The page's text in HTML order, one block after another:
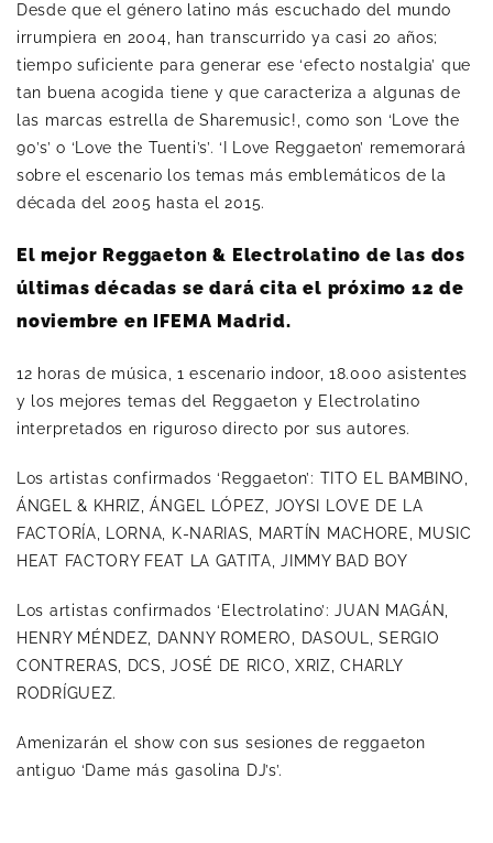
Desde que el género latino más escuchado del mundo
irrumpiera en 2004, han transcurrido ya casi 20 años;
tiempo suficiente para generar ese ‘efecto nostalgia’ que
tan buena acogida tiene y que caracteriza a algunas de
las marcas estrella de Sharemusic!, como son ‘Love the
90’s’ o ‘Love the Tuenti’s’. ‘I Love Reggaeton’ rememorará
sobre el escenario los temas más emblemáticos de la
década del 2005 hasta el 2015.
El mejor Reggaeton & Electrolatino de las dos
últimas décadas se dará cita el próximo 12 de
noviembre en IFEMA Madrid.
12 horas de música, 1 escenario indoor, 18.000 asistentes
y los mejores temas del Reggaeton y Electrolatino
interpretados en riguroso directo por sus autores.
Los artistas confirmados ‘Reggaeton’: TITO EL BAMBINO,
ÁNGEL & KHRIZ, ÁNGEL LÓPEZ, JOYSI LOVE DE LA
FACTORÍA, LORNA, K-NARIAS, MARTÍN MACHORE, MUSIC
HEAT FACTORY FEAT LA GATITA, JIMMY BAD BOY
Los artistas confirmados ‘Electrolatino’: JUAN MAGÁN,
HENRY MÉNDEZ, DANNY ROMERO, DASOUL, SERGIO
CONTRERAS, DCS, JOSÉ DE RICO, XRIZ, CHARLY
RODRÍGUEZ.
Amenizarán el show con sus sesiones de reggaeton
antiguo ‘Dame más gasolina DJ’s’.